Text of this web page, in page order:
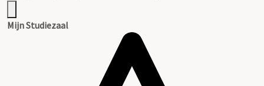
Mijn Studiezaal